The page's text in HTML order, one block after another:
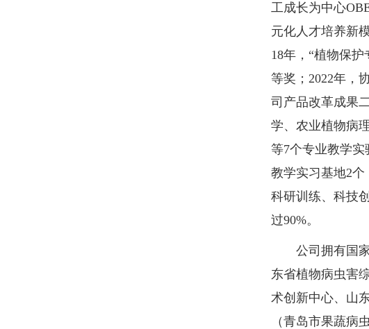
工成长为中心
元化人才培养新
18年，“植物保
等奖；2022年，
司产品改革成果
学、农业植物病
等7个专业教学实
教学实习基地2
科研训练、科技
过90%。
公司拥有国家
东省植物病虫害
术创新中心、山
（青岛市果蔬病